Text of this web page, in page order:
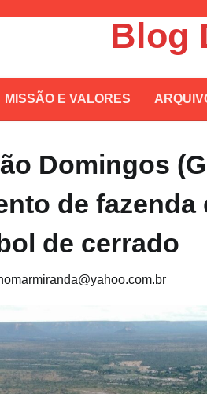
Blog
MISSÃO E VALORES
Domingos
de fazenda
de cerrado